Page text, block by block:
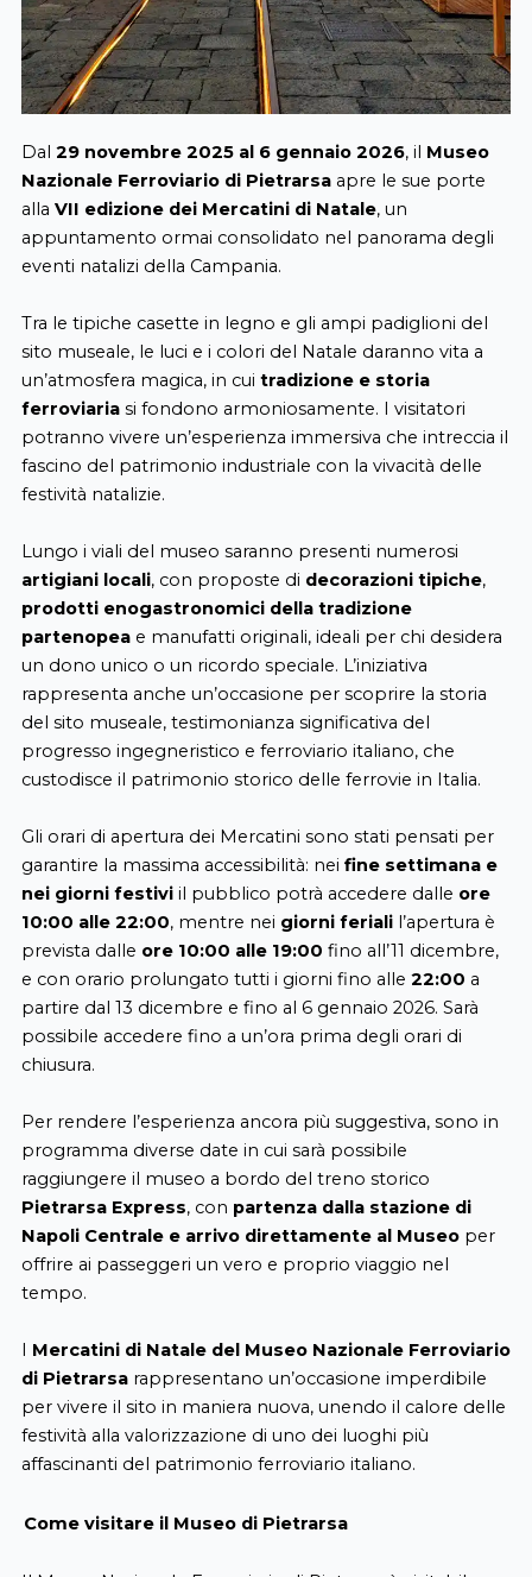
Dal 29 novembre 2025 al 6 gennaio 2026, il Museo
Nazionale Ferroviario di Pietrarsaapre le sue porte
alla VII edizione dei Mercatini di Natale, un
appuntamento ormai consolidato nel panorama degli
eventi natalizi della Campania.
Tra le tipiche casette in legno e gli ampi padiglioni del
sito museale, le luci e i colori del Natale daranno vita a
un’atmosfera magica, in cui tradizione e storia
ferroviariasi fondono armoniosamente. I visitatori
potranno vivere un’esperienza immersiva che intreccia il
fascino del patrimonio industriale con la vivacità delle
festività natalizie.
Lungo i viali del museo saranno presenti numerosi
artigiani locali, con proposte di decorazioni tipiche,
prodotti enogastronomici della tradizione
partenopeae manufatti originali, ideali per chi desidera
un dono unico o un ricordo speciale. L’iniziativa
rappresenta anche un’occasione per scoprire la storia
del sito museale, testimonianza significativa del
progresso ingegneristico e ferroviario italiano, che
custodisce il patrimonio storico delle ferrovie in Italia.
Gli orari di apertura dei Mercatini sono stati pensati per
garantire la massima accessibilità: nei fine settimana e
nei giorni festiviil pubblico potrà accedere dalle ore
10:00 alle 22:00, mentre nei giorni ferialil’apertura è
prevista dalle ore 10:00 alle 19:00 fino all’11 dicembre,
e con orario prolungato tutti i giorni fino alle 22:00 a
partire dal 13 dicembre e fino al 6 gennaio 2026. Sarà
possibile accedere fino a un’ora prima degli orari di
chiusura.
Per rendere l’esperienza ancora più suggestiva, sono in
programma diverse date in cui sarà possibile
raggiungere il museo a bordo del treno storico
Pietrarsa Express, con partenza dalla stazione di
Napoli Centrale e arrivo direttamente al Museoper
offrire ai passeggeri un vero e proprio viaggio nel
tempo.
I Mercatini di Natale del Museo Nazionale Ferroviario
di Pietrarsarappresentano un’occasione imperdibile
per vivere il sito in maniera nuova, unendo il calore delle
festività alla valorizzazione di uno dei luoghi più
affascinanti del patrimonio ferroviario italiano.
Come visitare il Museo di Pietrarsa